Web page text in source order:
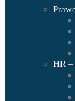
HR –